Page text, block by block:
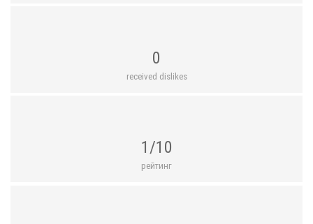
0
received dislikes
1/10
рейтинг